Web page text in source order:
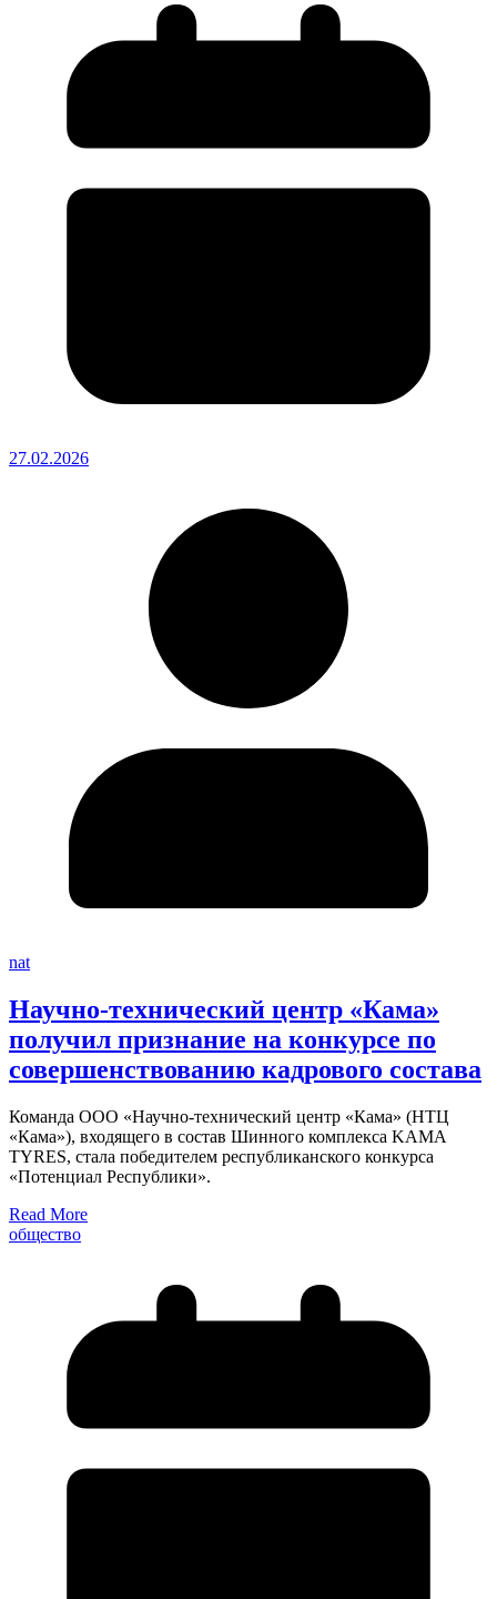
27.02.2026
nat
Научно-технический центр «Кама»
получил признание на конкурсе по
совершенствованию кадрового состава
Команда ООО «Научно-технический центр «Кама» (НТЦ
«Кама»), входящего в состав Шинного комплекса KAMA
TYRES, стала победителем республиканского конкурса
«Потенциал Республики».
Read More
общество